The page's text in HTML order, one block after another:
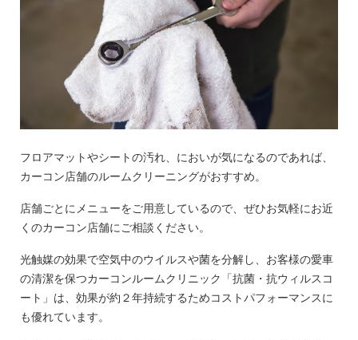
フロアマットやシートの汚れ、においが気になるのであれば、
カーコン店舗のルームクリーニングがおすすめ。
店舗ごとにメニューをご用意しているので、ぜひお気軽にお近
くのカーコン店舗にご相談ください。
光触媒の効果で空気中のウイルスや菌を分解し、お客様の愛車
の清潔を保つカーコンルームクリニック「抗菌・抗ウィルスコ
ート」は、効果が約２年持続するためコストパフォーマンスに
も優れています。